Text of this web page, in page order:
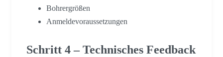
Bohrergrößen
Anmeldevoraussetzungen
Schritt 4 – Technisches Feedback